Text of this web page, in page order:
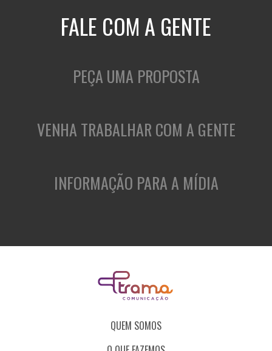
FALE COM A GENTE
PEÇA UMA PROPOSTA
VENHA TRABALHAR COM A GENTE
INFORMAÇÃO PARA A MÍDIA
QUEM SOMOS